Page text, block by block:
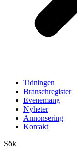
Tidningen
Branschregister
Evenemang
Nyheter
Annonsering
Kontakt
Sök